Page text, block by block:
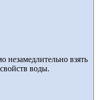
незамедлительно взять
воды.